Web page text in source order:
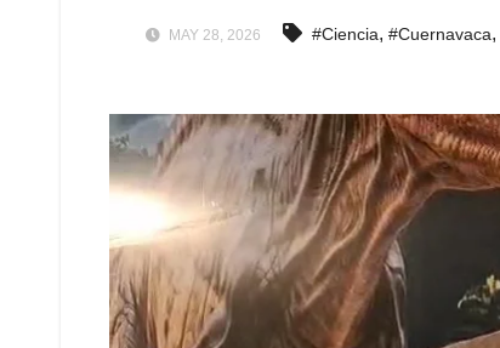
MAY 28, 2026 #Ciencia, #Cuernavaca,